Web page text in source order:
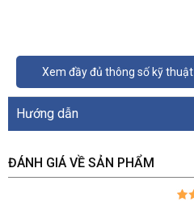
Xem đầy đủ thông số kỹ thuật
Hướng dẫn
ĐÁNH GIÁ VỀ SẢN PHẨM